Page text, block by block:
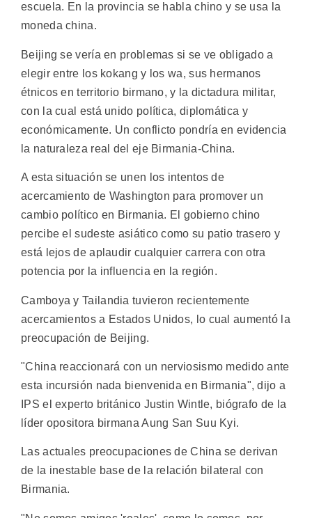
escuela. En la provincia se habla chino y se usa la
moneda china.
Beijing se vería en problemas si se ve obligado a
elegir entre los kokang y los wa, sus hermanos
étnicos en territorio birmano, y la dictadura militar,
con la cual está unido política, diplomática y
económicamente. Un conflicto pondría en evidencia
la naturaleza real del eje Birmania-China.
A esta situación se unen los intentos de
acercamiento de Washington para promover un
cambio político en Birmania. El gobierno chino
percibe el sudeste asiático como su patio trasero y
está lejos de aplaudir cualquier carrera con otra
potencia por la influencia en la región.
Camboya y Tailandia tuvieron recientemente
acercamientos a Estados Unidos, lo cual aumentó la
preocupación de Beijing.
"China reaccionará con un nerviosismo medido ante
esta incursión nada bienvenida en Birmania", dijo a
IPS el experto británico Justin Wintle, biógrafo de la
líder opositora birmana Aung San Suu Kyi.
Las actuales preocupaciones de China se derivan
de la inestable base de la relación bilateral con
Birmania.